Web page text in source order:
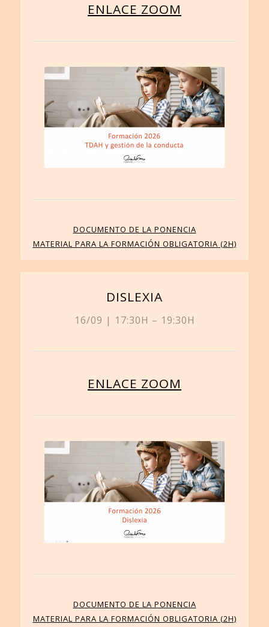
ENLACE ZOOM
DOCUMENTO DE LA PONENCIA
MATERIAL PARA LA FORMACIÓN OBLIGATORIA (2H)
DISLEXIA
16/09 | 17:30H – 19:30H
ENLACE ZOOM
DOCUMENTO DE LA PONENCIA
MATERIAL PARA LA FORMACIÓN OBLIGATORIA (2H)